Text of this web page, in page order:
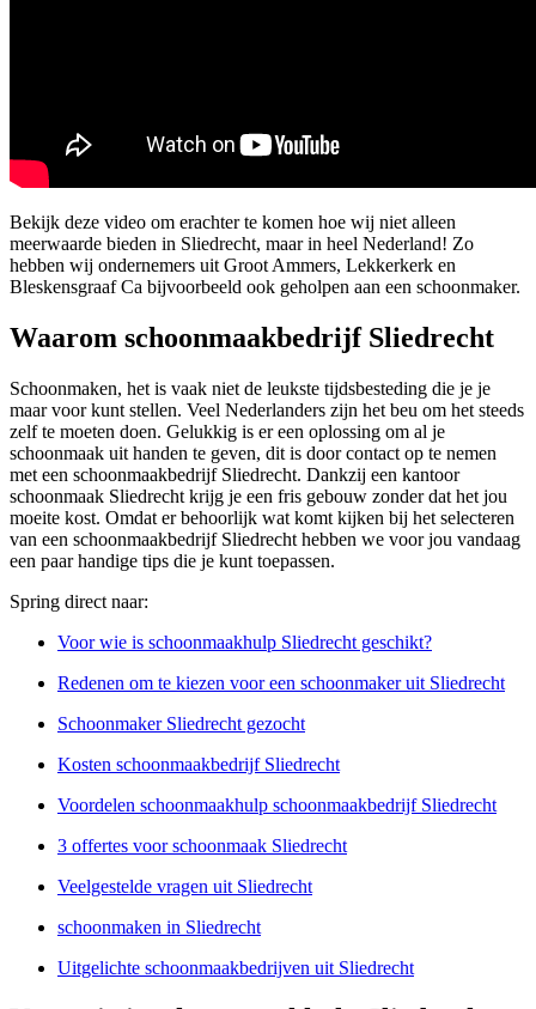
Bekijk deze video om erachter te komen hoe wij niet alleen
meerwaarde bieden in Sliedrecht, maar in heel Nederland! Zo
hebben wij ondernemers uit Groot Ammers, Lekkerkerk en
Bleskensgraaf Ca bijvoorbeeld ook geholpen aan een schoonmaker.
Waarom schoonmaakbedrijf Sliedrecht
Schoonmaken, het is vaak niet de leukste tijdsbesteding die je je
maar voor kunt stellen. Veel Nederlanders zijn het beu om het steeds
zelf te moeten doen. Gelukkig is er een oplossing om al je
schoonmaak uit handen te geven, dit is door contact op te nemen
met een schoonmaakbedrijf Sliedrecht. Dankzij een kantoor
schoonmaak Sliedrecht krijg je een fris gebouw zonder dat het jou
moeite kost. Omdat er behoorlijk wat komt kijken bij het selecteren
van een schoonmaakbedrijf Sliedrecht hebben we voor jou vandaag
een paar handige tips die je kunt toepassen.
Spring direct naar:
Voor wie is schoonmaakhulp Sliedrecht geschikt?
Redenen om te kiezen voor een schoonmaker uit Sliedrecht
Schoonmaker Sliedrecht gezocht
Kosten schoonmaakbedrijf Sliedrecht
Voordelen schoonmaakhulp schoonmaakbedrijf Sliedrecht
3 offertes voor schoonmaak Sliedrecht
Veelgestelde vragen uit Sliedrecht
schoonmaken in Sliedrecht
Uitgelichte schoonmaakbedrijven uit Sliedrecht